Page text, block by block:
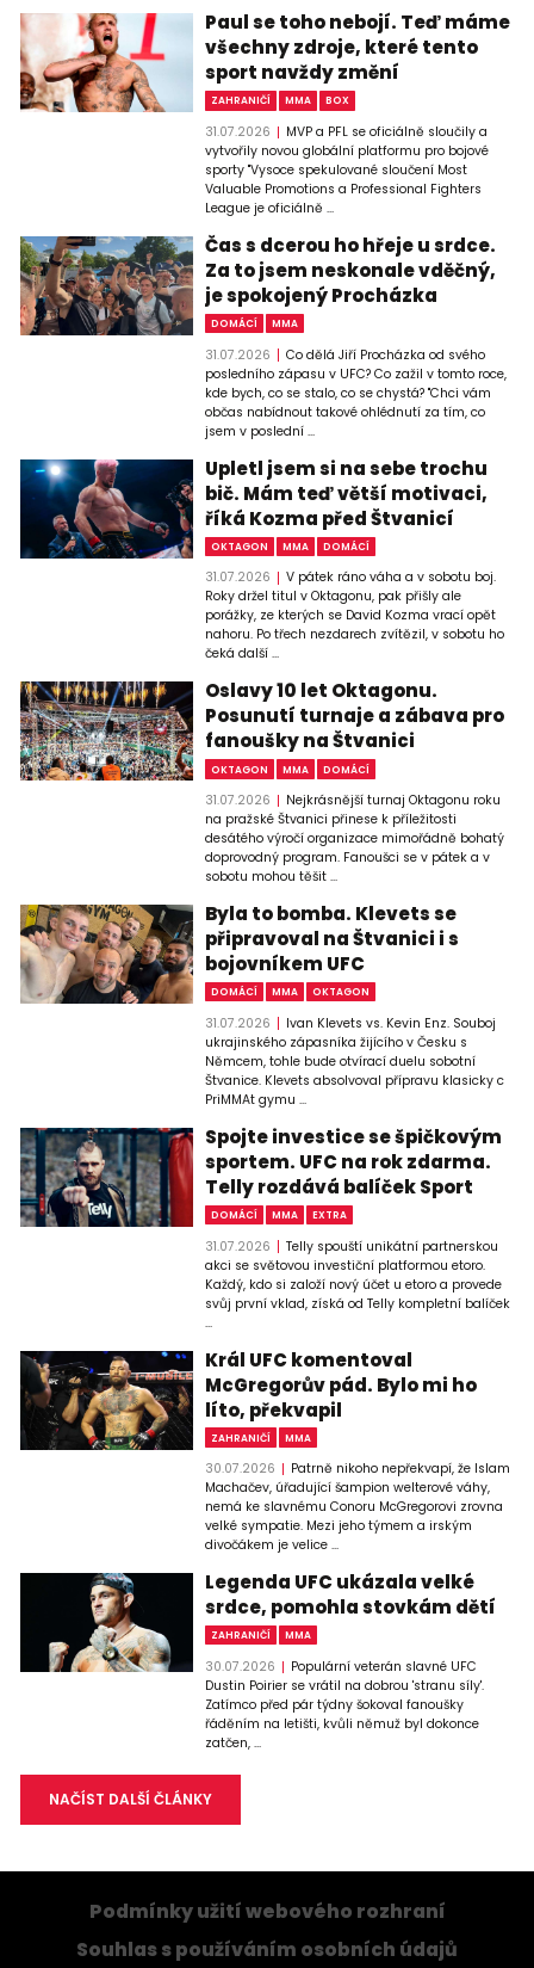
Paul se toho nebojí. Teď máme
všechny zdroje, které tento
sport navždy změní
ZAHRANIČÍ MMA BOX
31.07.2026
MVP a PFL se oficiálně sloučily a
vytvořily novou globální platformu pro bojové
sporty "Vysoce spekulované sloučení Most
Valuable Promotions a Professional Fighters
League je oficiálně ...
Čas s dcerou ho hřeje u srdce.
Za to jsem neskonale vděčný,
je spokojený Procházka
DOMÁCÍ MMA
31.07.2026
Co dělá Jiří Procházka od svého
posledního zápasu v UFC? Co zažil v tomto roce,
kde bych, co se stalo, co se chystá? "Chci vám
občas nabídnout takové ohlédnutí za tím, co
jsem v poslední ...
Upletl jsem si na sebe trochu
bič. Mám teď větší motivaci,
říká Kozma před Štvanicí
OKTAGON MMA DOMÁCÍ
31.07.2026
V pátek ráno váha a v sobotu boj.
Roky držel titul v Oktagonu, pak přišly ale
porážky, ze kterých se David Kozma vrací opět
nahoru. Po třech nezdarech zvítězil, v sobotu ho
čeká další ...
Oslavy 10 let Oktagonu.
Posunutí turnaje a zábava pro
fanoušky na Štvanici
OKTAGON MMA DOMÁCÍ
31.07.2026
Nejkrásnější turnaj Oktagonu roku
na pražské Štvanici přinese k příležitosti
desátého výročí organizace mimořádně bohatý
doprovodný program. Fanoušci se v pátek a v
sobotu mohou těšit ...
Byla to bomba. Klevets se
připravoval na Štvanici i s
bojovníkem UFC
DOMÁCÍ MMA OKTAGON
31.07.2026
Ivan Klevets vs. Kevin Enz. Souboj
ukrajinského zápasníka žijícího v Česku s
Němcem, tohle bude otvírací duelu sobotní
Štvanice. Klevets absolvoval přípravu klasicky c
PriMMAt gymu ...
Spojte investice se špičkovým
sportem. UFC na rok zdarma.
Telly rozdává balíček Sport
DOMÁCÍ MMA EXTRA
31.07.2026
Telly spouští unikátní partnerskou
akci se světovou investiční platformou etoro.
Každý, kdo si založí nový účet u etoro a provede
svůj první vklad, získá od Telly kompletní balíček
...
Král UFC komentoval
McGregorův pád. Bylo mi ho
líto, překvapil
ZAHRANIČÍ MMA
30.07.2026
Patrně nikoho nepřekvapí, že Islam
Machačev, úřadující šampion welterové váhy,
nemá ke slavnému Conoru McGregorovi zrovna
velké sympatie. Mezi jeho týmem a irským
divočákem je velice ...
Legenda UFC ukázala velké
srdce, pomohla stovkám dětí
ZAHRANIČÍ MMA
30.07.2026
Populární veterán slavné UFC
Dustin Poirier se vrátil na dobrou 'stranu síly'.
Zatímco před pár týdny šokoval fanoušky
řáděním na letišti, kvůli němuž byl dokonce
zatčen, ...
NAČÍST DALŠÍ ČLÁNKY
Podmínky užití webového rozhraní
Souhlas s používáním osobních údajů